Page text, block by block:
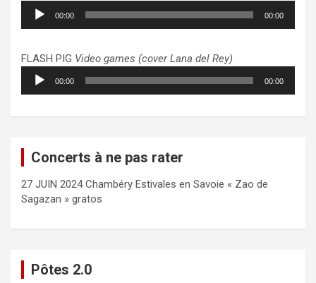
Lecteur
audio
00:00 00:00
FLASH PIG Video games (cover Lana del Rey)
Lecteur
audio
00:00 00:00
Concerts à ne pas rater
27 JUIN 2024 Chambéry Estivales en Savoie « Zao de
Sagazan » gratos
Pôtes 2.0